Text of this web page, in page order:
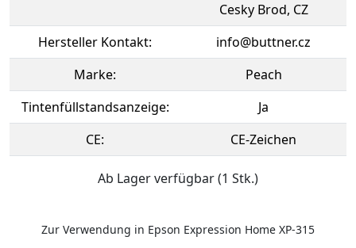
Cesky Brod, CZ
Hersteller Kontakt:
info@buttner.cz
Marke:
Peach
Tintenfüllstandsanzeige:
Ja
CE:
CE-Zeichen
Ab Lager verfügbar (1 Stk.)
Zur Verwendung in Epson Expression Home XP-315